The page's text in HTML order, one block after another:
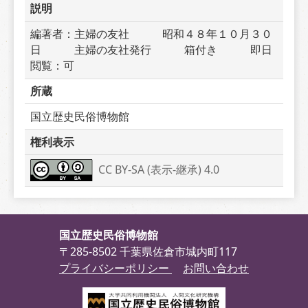
説明
編著者：主婦の友社　　　昭和４８年１０月３０
日　　　主婦の友社発行　　　箱付き　　　即日
閲覧：可
所蔵
国立歴史民俗博物館
権利表示
CC BY-SA (表示-継承) 4.0
国立歴史民俗博物館
〒285-8502 千葉県佐倉市城内町117
プライバシーポリシー
お問い合わせ